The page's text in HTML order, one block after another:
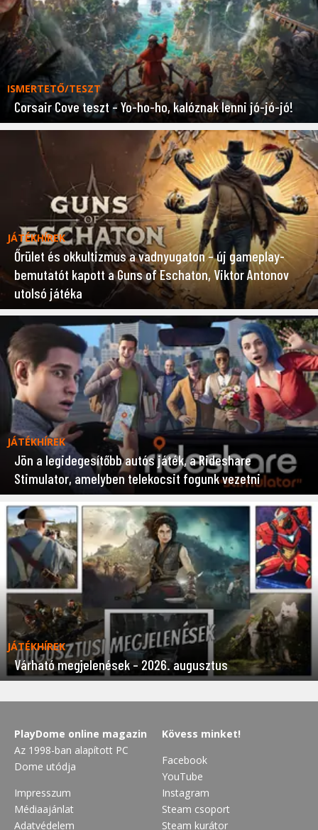
ISMERTETŐ/TESZT
Corsair Cove teszt – Yo-ho-ho, kalóznak lenni jó-jó-jó!
JÁTÉKHÍREK
Őrület és okkultizmus a vadnyugaton – új gameplay-
bemutatót kapott a Guns of Eschaton, Viktor Antonov
utolsó játéka
JÁTÉKHÍREK
Jön a legidegesítőbb autós játék, a Rideshare
Stimulator, amelyben telekocsit fogunk vezetni
JÁTÉKHÍREK
Várható megjelenések – 2026. augusztus
PlayDome online magazin
Az 1998-ban alapított PC
Dome utódja
Impresszum
Médiaajánlat
Adatvédelem
Kövess minket!
Facebook
YouTube
Instagram
Steam csoport
Steam kurátor